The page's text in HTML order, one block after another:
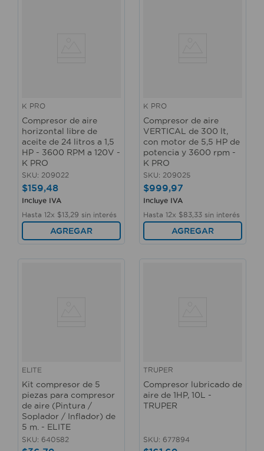
K PRO
Compresor de aire
horizontal libre de
aceite de 24 litros a 1,5
HP - 3600 RPM a 120V -
K PRO
SKU: 209022
$159,48
Incluye IVA
Hasta 12x $13 29 sin interés
AGREGAR
K PRO
Compresor de aire
VERTICAL de 300 lt,
con motor de 5,5 HP de
potencia y 3600 rpm -
K PRO
SKU: 209025
$999,97
Incluye IVA
Hasta 12x $83 33 sin interés
AGREGAR
ELITE
Kit compresor de 5
piezas para compresor
de aire (Pintura /
Soplador / Inflador) de
5 m. - ELITE
SKU: 640582
TRUPER
Compresor lubricado de
aire de 1HP, 10L -
TRUPER
SKU: 677894